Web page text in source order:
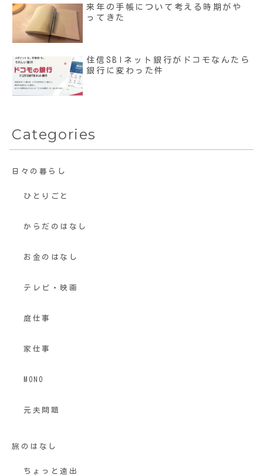
来年の手帳について考える時期がや
ってきた
住信SBIネット銀行がドコモなんたら
銀行に変わった件
Categories
日々の暮らし
ひとりごと
からだのはなし
お金のはなし
テレビ・映画
庭仕事
家仕事
MONO
元夫問題
旅のはなし
ちょっと遠出